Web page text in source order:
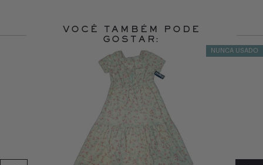
VOCÊ TAMBÉM PODE
GOSTAR:
NUNCA USADO